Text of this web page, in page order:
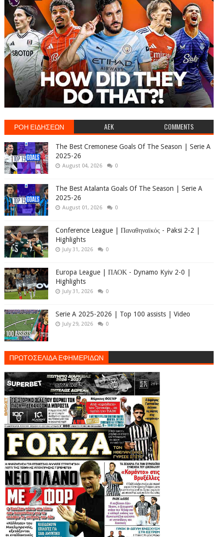
ΡΟΗ ΕΙΔΗΣΕΩΝ AEK COMMENTS
The Best Cremonese Goals Of The Season | Serie A
2025-26
August 04, 2026 0
The Best Atalanta Goals Of The Season | Serie A
2025-26
August 01, 2026 0
Conference League | Παναθηναϊκός - Paksi 2-2 |
Highlights
July 31, 2026 0
Europa League | ΠΑΟΚ - Dynamo Kyiv 2-0 |
Highlights
July 31, 2026 0
Serie A 2025-2026 | Top 100 assists | Video
July 29, 2026 0
ΠΡΩΤΟΣΕΛΙΔΑ ΕΦΗΜΕΡΙΔΩΝ